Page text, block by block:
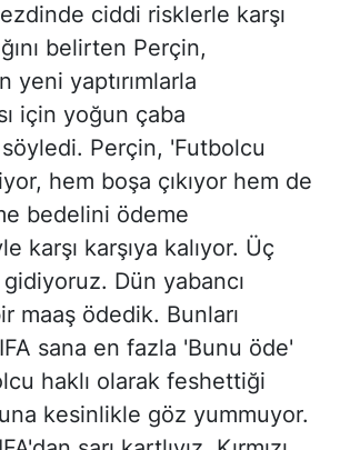
ciddi risklerle karşı
belirten Perçin,
yeni yaptırımlarla
için yoğun çaba
söyledi. Perçin, 'Futbolcu
hem boşa çıkıyor hem de
bedelini ödeme
karşı karşıya kalıyor. Üç
Dün yabancı
maaş ödedik. Bunları
sana en fazla 'Bunu öde'
haklı olarak feshettiği
kesinlikle göz yummuyor.